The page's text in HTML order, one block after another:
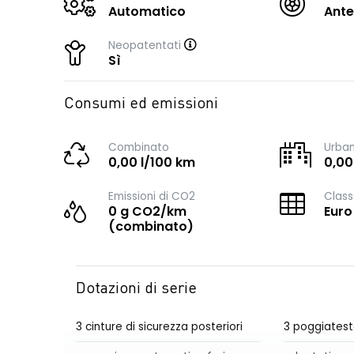
Automatico
Neopatentati
Sì
Consumi ed emissioni
Combinato
0,00 l/100 km
Emissioni di CO2
0 g CO2/km
(combinato)
Dotazioni di serie
3 cinture di sicurezza posteriori
3